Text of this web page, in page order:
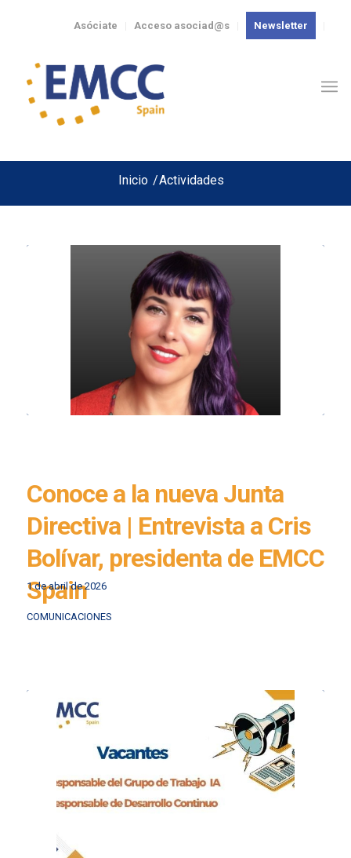
Newsletter
Acceso asociad@s
Asóciate
Inicio /Actividades
Conoce a la nueva Junta
Directiva | Entrevista a Cris
Bolívar, presidenta de EMCC
Spain
COMUNICACIONES
1 de abril de 2026